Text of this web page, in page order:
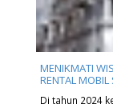
MENIKMATI
RENTAL
Di tahun 2024